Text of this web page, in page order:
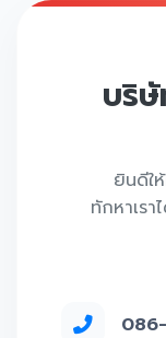
บริ
ยินดีใ
ทักหาเร